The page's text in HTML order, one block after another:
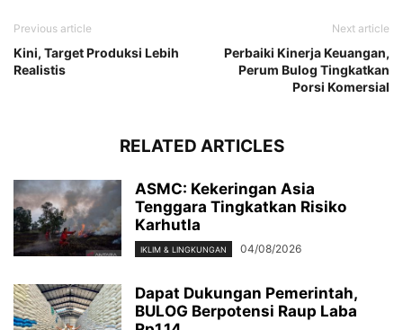
Previous article
Kini, Target Produksi Lebih
Realistis
Next article
Perbaiki Kinerja Keuangan,
Perum Bulog Tingkatkan
Porsi Komersial
RELATED ARTICLES
ASMC: Kekeringan Asia
Tenggara Tingkatkan Risiko
Karhutla
IKLIM & LINGKUNGAN 04/08/2026
Dapat Dukungan Pemerintah,
BULOG Berpotensi Raup Laba